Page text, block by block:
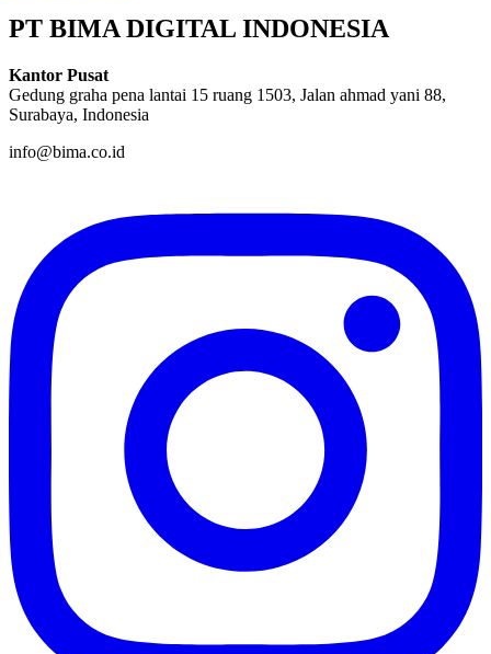
PT BIMA DIGITAL INDONESIA
Kantor Pusat
Gedung graha pena lantai 15 ruang 1503, Jalan ahmad yani 88,
Surabaya, Indonesia
info@bima.co.id